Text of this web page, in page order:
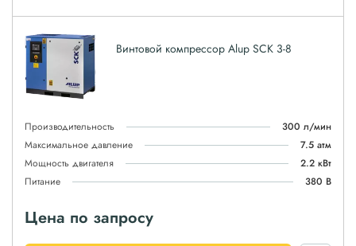
Винтовой компрессор Alup SCK 3-8
Производительность
300 л/мин
Максимальное давление
7.5 атм
Мощность двигателя
2.2 кВт
Питание
380 В
Цена по запросу